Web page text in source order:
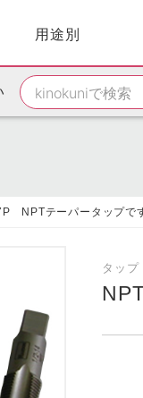
用途別
NPTテーパータップで
タップ